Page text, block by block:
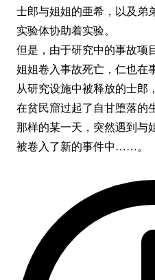
士郎与姐姐的亜希，以及弟
实验体协助着实验。
但是，由于研究中的事故项
姐姐卷入事故死亡，仁也在
从研究设施中被释放的士郎，
在贫民窟过起了自甘堕落的
那样的某一天，突然遇到与
被卷入了新的事件中……。